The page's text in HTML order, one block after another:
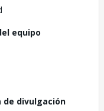
equipo
de divulgación